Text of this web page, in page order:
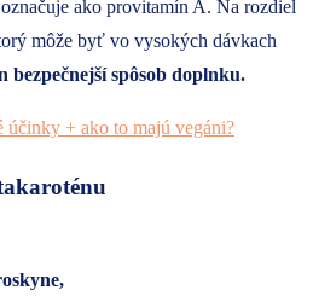
ako provitamín A. Na rozdiel
môže byť vo vysokých dávkach
bezpečnejší spôsob doplnku.
účinky + ako to majú vegáni?